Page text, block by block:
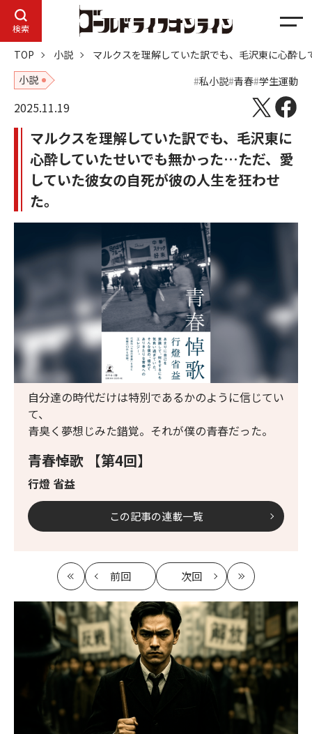
検索
メ
ニ
ュ
ー
TOP 小説
マルクスを理解していた訳でも、毛沢東に心酔
小説
私小説 青春 学生運動
2025.11.19
マルクスを理解していた訳でも、毛沢東に
心酔していたせいでも無かった…ただ、愛
していた彼女の自死が彼の人生を狂わせ
た。
青春悼歌 【第4回】
行燈 省益
自分達の時代だけは特別であるかのように信じてい
て、
青臭く夢想じみた錯覚。それが僕の青春だった。
この記事の連載一覧
最
初
前回
記
事
へ
次回
記
事
へ
最
新